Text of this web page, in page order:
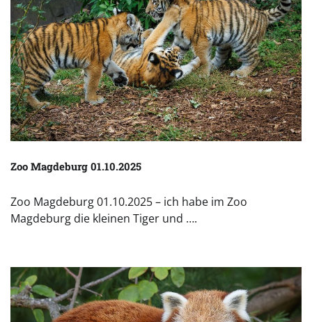
Zoo Magdeburg 01.10.2025
Zoo Magdeburg 01.10.2025 – ich habe im Zoo
Magdeburg die kleinen Tiger und ….